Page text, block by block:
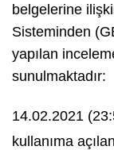
belgelerine
Sisteminden
yapılan
sunulmaktadır:
14.02.2021
kullanıma